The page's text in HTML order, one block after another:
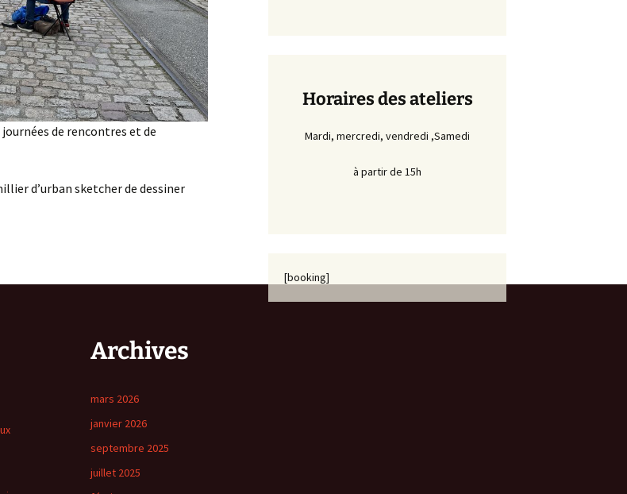
de rencontres et de
d’urban sketcher de dessiner
Horaires des ateliers
Mardi, mercredi, vendredi ,Samedi
à partir de 15h
[booking]
Archives
mars 2026
janvier 2026
septembre 2025
juillet 2025